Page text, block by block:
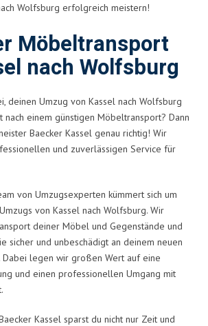
Wolfsburg erfolgreich meistern!
Möbeltransport
nach Wolfsburg
deinen Umzug von Kassel nach Wolfsburg
nach einem günstigen Möbeltransport? Dann
Baecker Kassel genau richtig! Wir
und zuverlässigen Service für
von Umzugsexperten kümmert sich um
von Kassel nach Wolfsburg. Wir
deiner Möbel und Gegenstände und
sicher und unbeschädigt an deinem neuen
Dabei legen wir großen Wert auf eine
und einen professionellen Umgang mit
Kassel sparst du nicht nur Zeit und